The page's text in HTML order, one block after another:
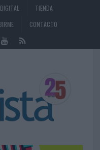
TIENDA
CONTACTO